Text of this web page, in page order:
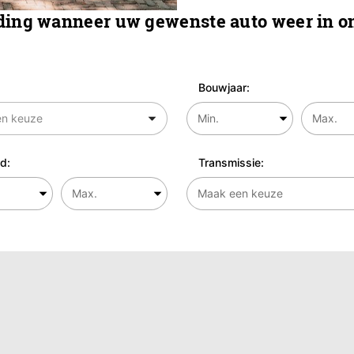
wanneer uw gewenste auto weer in
Bouwjaar:
Transmissie: